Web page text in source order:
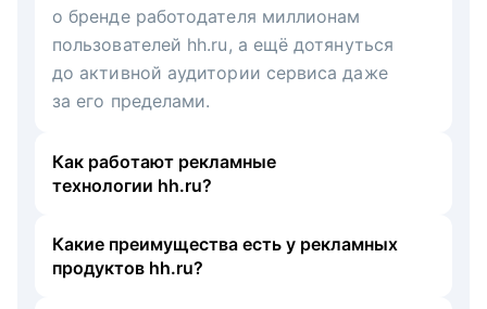
о бренде работодателя миллионам
пользователей hh.ru, а ещё дотянуться
до активной аудитории сервиса даже
за его пределами.
Как работают рекламные
технологии hh.ru?
Какие преимущества есть у рекламных
продуктов hh.ru?